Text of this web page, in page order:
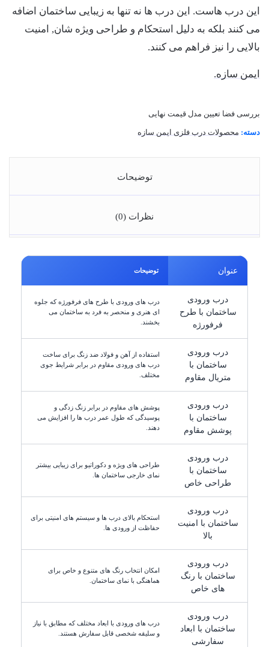
این درب هاست. این درب ها نه تنها به زیبایی ساختمان اضافه
می کنند بلکه به دلیل استحکام و طراحی ویژه شان, امنیت
بالایی را نیز فراهم می کنند.
ایمن سازه.
بررسی فضا تعیین مدل قیمت نهایی
دسته: محصولات درب فلزی ایمن سازه
توضیحات
نظرات (0)
عنوان توضیحات
درب ورودی
ساختمان با طرح
فرفورژه
درب های ورودی با طرح های فرفورژه که جلوه
ای هنری و منحصر به فرد به ساختمان می
بخشند.
درب ورودی
ساختمان با
متریال مقاوم
استفاده از آهن و فولاد ضد زنگ برای ساخت
درب های ورودی مقاوم در برابر شرایط جوی
مختلف.
درب ورودی
ساختمان با
پوشش مقاوم
پوشش های مقاوم در برابر زنگ زدگی و
پوسیدگی که طول عمر درب ها را افزایش می
دهند.
درب ورودی
ساختمان با
طراحی خاص
طراحی های ویژه و دکوراتیو برای زیبایی بیشتر
نمای خارجی ساختمان ها.
درب ورودی
ساختمان با امنیت
بالا
استحکام بالای درب ها و سیستم های امنیتی برای
حفاظت از ورودی ها.
درب ورودی
ساختمان با رنگ
های خاص
امکان انتخاب رنگ های متنوع و خاص برای
هماهنگی با نمای ساختمان.
درب ورودی
ساختمان با ابعاد
سفارشی
درب های ورودی با ابعاد مختلف که مطابق با نیاز
و سلیقه شخصی قابل سفارش هستند.